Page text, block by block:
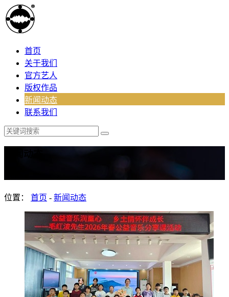
首页
关于我们
官方艺人
版权作品
新闻动态
联系我们
新闻动态
位置： 首页 - 新闻动态